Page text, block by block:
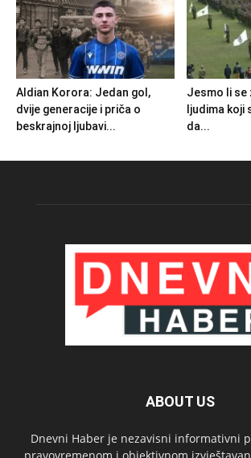
Aldian Korora: Jedan gol,
dvije generacije i priča o
beskrajnoj ljubavi...
Jesmo li se
ljudima koji
da...
ABOUT US
Dnevni Haber je nezavisni informativni